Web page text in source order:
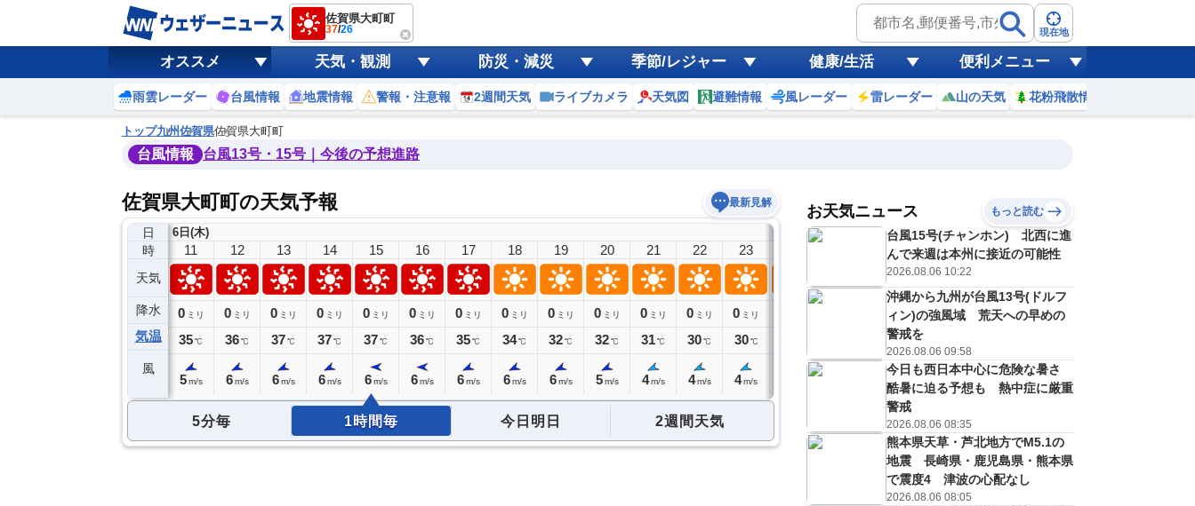
佐賀県大町町
37/26 現在地
オススメ 天気・観測 防災・減災 季節/レジャー 健康/生活 便利メニュー
雨雲レーダー 台風情報 地震情報 警報・注意報 2週間天気 ライブカメラ 天気図 避難情報 風レーダー 雷レーダー 山の天気 花粉飛散情報
トップ九州佐賀県佐賀県大町町
台風情報 台風13号・15号｜今後の予想進路
佐賀県大町町の天気予報 最新見解
日
時
天気
降水
気温
風
6日(木)
10
0ミリ
33℃
11
0 ミリ
35℃
5 m/s
12
0 ミリ
36℃
6 m/s
13
0 ミリ
37℃
6 m/s
14
0 ミリ
37℃
6 m/s
15
0 ミリ
37℃
6 m/s
16
0 ミリ
36℃
6 m/s
17
0 ミリ
35℃
6 m/s
18
0 ミリ
34℃
6 m/s
19
0 ミリ
32℃
6 m/s
20
0 ミリ
32℃
5 m/s
21
0 ミリ
31℃
4 m/s
22
0 ミリ
30℃
4 m/s
23
0 ミリ
30 ℃
4m/s
7日(金)
ミリ
℃
m/s
3
0ミリ
29
4 m/s
4
0 ミリ
4 m/s
5
0ミリ
4 m/s
0
4m/s
5分毎 1時間毎 今日明日 2週間天気
お天気ニュース もっと読む
台風15号(チャンホン) 北西に進
んで来週は本州に接近の可能性
2026.08.06 10:22
沖縄から九州が台風13号(ドルフ
ィン)の強風域 荒天への早めの
警戒を
2026.08.06 09:58
今日も西日本中心に危険な暑さ
酷暑に迫る予想も 熱中症に厳重
警戒
2026.08.06 08:35
熊本県天草・芦北地方でM5.1の
地震 長崎県・鹿児島県・熊本県
で震度4 津波の心配なし
2026.08.06 08:05